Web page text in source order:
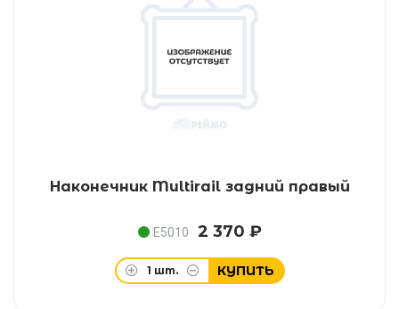
Наконечник Multirail задний правый
E5010 2 370 ₽
1 шт. КУПИТЬ